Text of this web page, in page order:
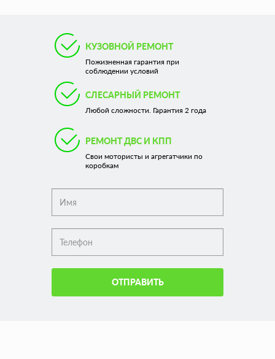
КУЗОВНОЙ РЕМОНТ
Пожизненная гарантия при
соблюдении условий
СЛЕСАРНЫЙ РЕМОНТ
Любой сложности. Гарантия 2 года
РЕМОНТ ДВС И КПП
Свои мотористы и агрегатчики по
коробкам
ОТПРАВИТЬ